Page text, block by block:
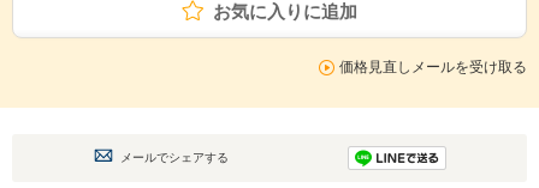
お気に入りに追加
価格見直しメールを受け取る
メールでシェアする